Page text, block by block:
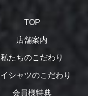
TOP
店舗案内
私たちのこだわり
シャツのこだわり
会員様特典